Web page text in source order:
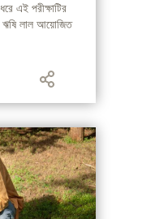
এই পরীক্ষাটির
ঋষি লাল আয়োজিত
অনুষ্ঠিত